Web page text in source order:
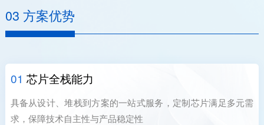
03 方案优势
01 芯片全栈能力
具备从设计、堆栈到方案的一站式服务，定制芯片满足多元需
求，保障技术自主性与产品稳定性